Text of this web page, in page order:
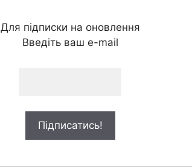
Для підписки на оновлення
Введіть ваш e-mail